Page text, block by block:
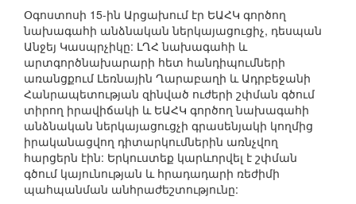
Օգոստոսի 15-ին Արցախում էր ԵԱՀԿ գործող
նախագահի անձնական ներկայացուցիչ, դեսպան
Անջեյ Կասպրչիկը: ԼՂՀ նախագահի և
արտգործնախարարի հետ հանդիպումների
առանցքում Լեռնային Ղարաբաղի և Ադրբեջանի
Հանրապետության զինված ուժերի շփման գծում
տիրող իրավիճակի և ԵԱՀԿ գործող նախագահի
անձնական ներկայացուցչի գրասենյակի կողմից
իրականացվող դիտարկումներին առնչվող
հարցերն էին: Երկուստեք կարևորվել է շփման
գծում կայունության և հրադադարի ռեժիմի
պահպանման անհրաժեշտությունը: